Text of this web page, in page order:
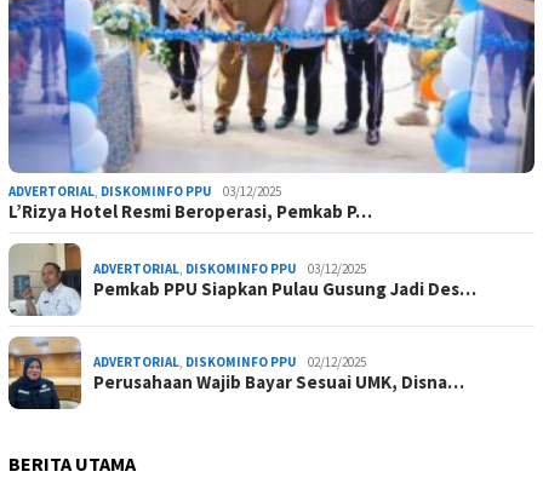
ADVERTORIAL, DISKOMINFO PPU 03/12/2025
L’Rizya Hotel Resmi Beroperasi, Pemkab P…
ADVERTORIAL, DISKOMINFO PPU 03/12/2025
Pemkab PPU Siapkan Pulau Gusung Jadi Des…
ADVERTORIAL, DISKOMINFO PPU 02/12/2025
Perusahaan Wajib Bayar Sesuai UMK, Disna…
BERITA UTAMA